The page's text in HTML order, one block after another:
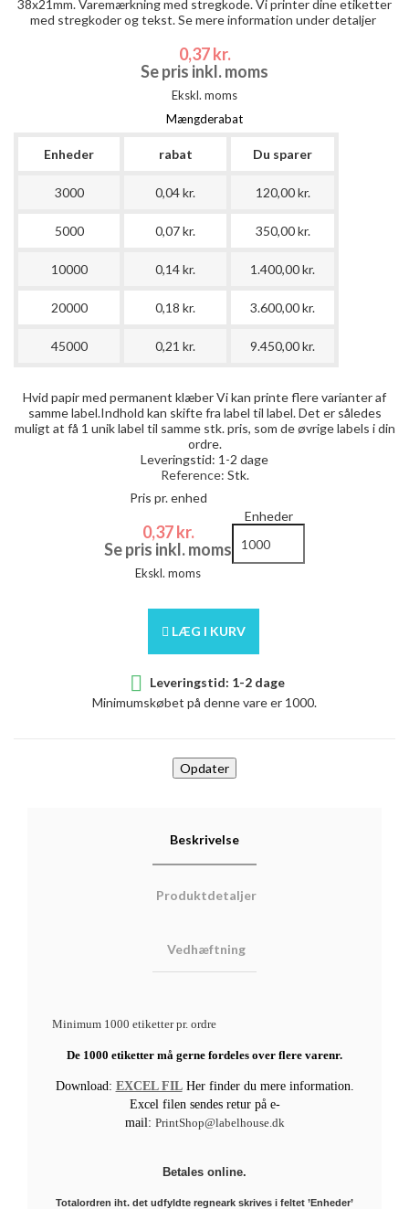
38x21mm. Varemærkning med stregkode. Vi printer dine etiketter
med stregkoder og tekst. Se mere information under detaljer
0,37 kr.
Se pris inkl. moms
Ekskl. moms
Mængderabat
Enheder rabat Du sparer
3000 0,04 kr. 120,00 kr.
5000 0,07 kr. 350,00 kr.
10000 0,14 kr. 1.400,00 kr.
20000 0,18 kr. 3.600,00 kr.
45000 0,21 kr. 9.450,00 kr.
Hvid papir med permanent klæber Vi kan printe flere varianter af
samme label.Indhold kan skifte fra label til label. Det er således
muligt at få 1 unik label til samme stk. pris, som de øvrige labels i din
ordre.
Leveringstid: 1-2 dage
Reference: Stk.
Pris pr. enhed
0,37 kr.
Se pris inkl. moms
Ekskl. moms
Enheder
LÆG I KURV

Leveringstid: 1-2 dage
Minimumskøbet på denne vare er 1000.
Beskrivelse
Produktdetaljer
Vedhæftning
Minimum 1000 etiketter pr. ordre
De 1000 etiketter må gerne fordeles over flere varenr.
Download: EXCEL FILHer finder du mere information.
Excel filen sendes retur på e-
mail: PrintShop@labelhouse.dk
Betales online.
Totalordren iht. det udfyldte regneark skrives i feltet ’Enheder’